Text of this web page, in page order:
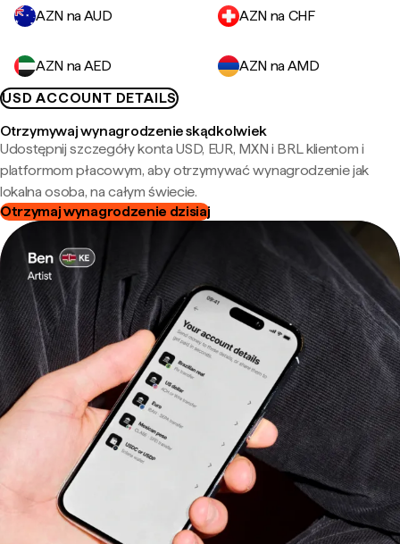
AZN na AUD AZN na CHF
AZN na AED
AZN na AMD
USD ACCOUNT DETAILS
Otrzymywaj wynagrodzenie skądkolwiek
Udostępnij szczegóły konta USD, EUR, MXN i BRL klientom i
platformom płacowym, aby otrzymywać wynagrodzenie jak
lokalna osoba, na całym świecie.
Otrzymaj wynagrodzenie dzisiaj